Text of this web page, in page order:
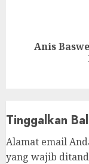
NextAnis
Tinggalkan
Alamat email
yang wajib